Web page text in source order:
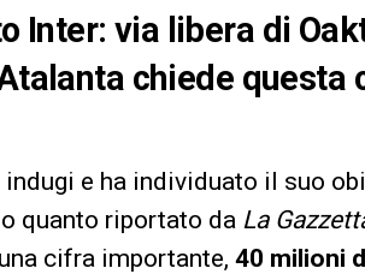
Inter: via libera di
chiede
e ha individuato il suo
quanto riportato da La
cifra importante, 40 milioni